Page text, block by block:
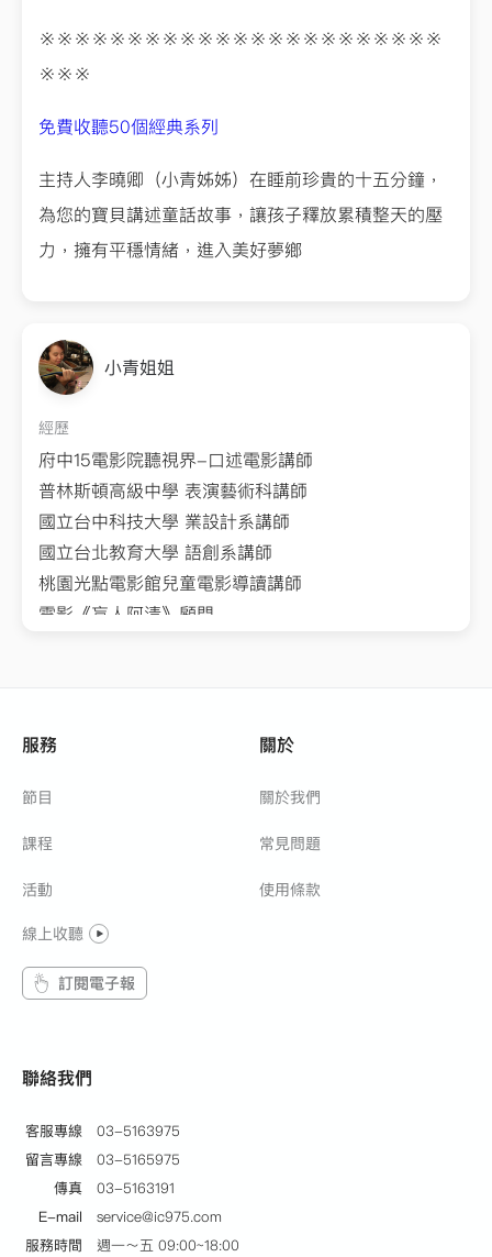
小青姐姐
經歷
府中15電影院聽視界-口述電影講師
普林斯頓高級中學 表演藝術科講師
國立台中科技大學 業設計系講師
國立台北教育大學 語創系講師
桃園光點電影館兒童電影導讀講師
電影《盲人阿清》顧問
工研院盲友社講師
吳濁流藝文營講師
輔仁大學影像傳播系畢業
著作/獲獎榮譽
·出版：
111年媒體觀察教育基金會 兒童及少年優質節目聲音類
推薦節目 獲獎
110年廣播金鐘獎 最佳兒童節目 & 主持人 入圍
106年廣播金鐘獎 最佳兒童節目主持人 入圍
※※※※※※※※※※※※※※※※※※※※※※※
※※※
免費收聽50個經典系列
主持人李曉卿（小青姊姊）在睡前珍貴的十五分鐘，
為您的寶貝講述童話故事，讓孩子釋放累積整天的壓
力，擁有平穩情緒，進入美好夢鄉
服務
節目
課程
活動
線上收聽
訂閱電子報
關於
關於我們
常見問題
使用條款
聯絡我們
客服專線
03-5163975
留言專線
03-5165975
傳真
03-5163191
E-mail
service@ic975.com
服務時間
週一～五 09:00~18:00